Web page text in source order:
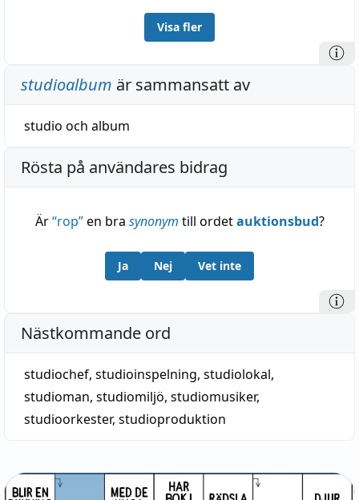
Visa fler
studioalbum är sammansatt av
studio och album
Rösta på användares bidrag
Är“rop”en bra synonym till ordetauktionsbud?
Ja Nej Vet inte
Nästkommande ord
studiochef, studioinspelning, studiolokal,
studioman, studiomiljö, studiomusiker,
studioorkester, studioproduktion